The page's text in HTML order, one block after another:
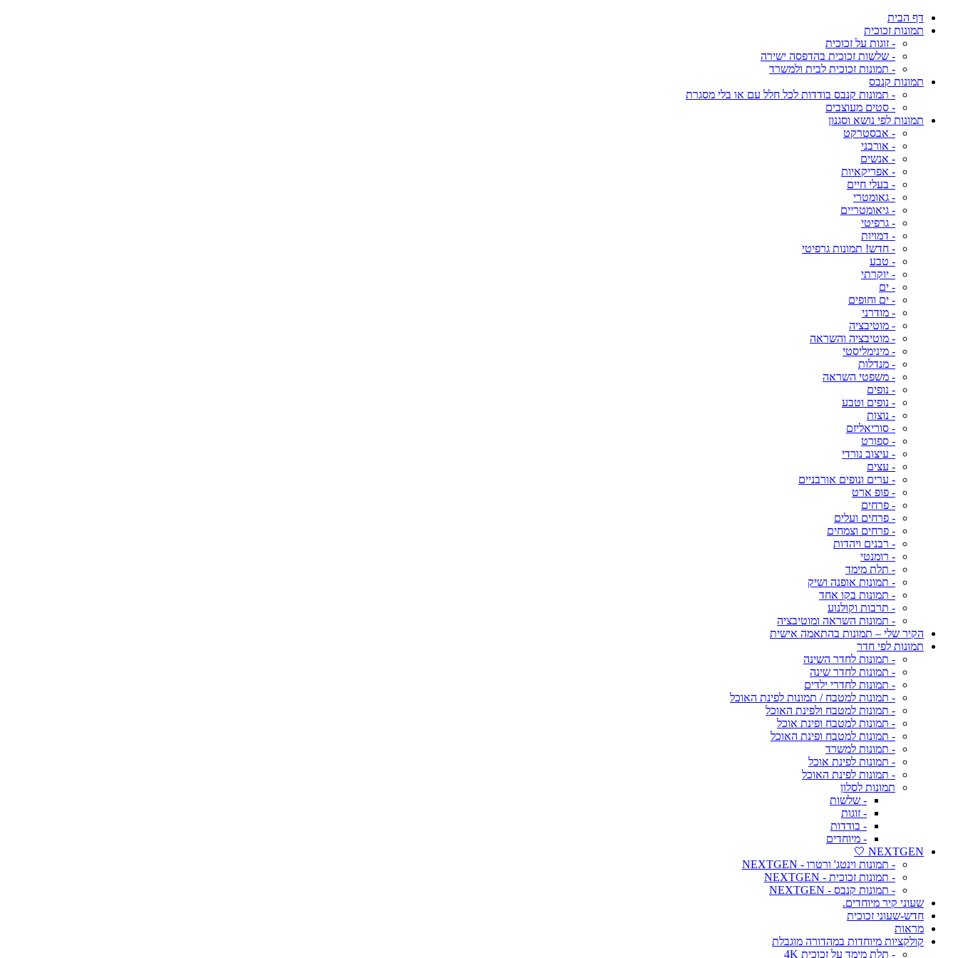
דף הבית
תמונות זכוכית
- זוגות על זכוכית
- שלשות זכוכית בהדפסה ישירה
- תמונות זכוכית לבית ולמשרד
תמונות קנבס
- תמונות קנבס בודדות לכל חלל עם או בלי מסגרת
- סטים מעוצבים
תמונות לפי נושא וסגנון
- אבסטרקט
- אורבני
- אנשים
- אפריקאיות
- בעלי חיים
- גאומטרי
- גיאומטריים
- גרפיטי
- דמויות
- חדש! תמונות גרפיטי
- טבע
- יוקרתי
- ים
- ים וחופים
- מודרני
- מוטיבציה
- מוטיבציה והשראה
- מינימליסטי
- מנדלות
- משפטי השראה
- נופים
- נופים וטבע
- נוצות
- סוריאליזם
- ספורט
- עיצוב נורדי
- עצים
- ערים ונופים אורבניים
- פופ ארט
- פרחים
- פרחים ועלים
- פרחים וצמחים
- רבנים ויהדות
- רומנטי
- תלת מימד
- תמונות אופנה ושיק
- תמונות בקו אחד
- תרבות וקולנוע
- תמונות השראה ומוטיבציה
הקיר שלי – תמונות בהתאמה אישית
תמונות לפי חדר
- תמונות לחדר השינה
- תמונות לחדר שינה
- תמונות לחדרי ילדים
- תמונות למטבח / תמונות לפינת האוכל
- תמונות למטבח ולפינת האוכל
- תמונות למטבח ופינת אוכל
- תמונות למטבח ופינת האוכל
- תמונות למשרד
- תמונות לפינת אוכל
- תמונות לפינת האוכל
תמונות לסלון
- שלשות
- זוגות
- בודדות
- מיוחדים
NEXTGEN 🤍
- תמונות וינטג' ורטרו - NEXTGEN
- תמונות זכוכית - NEXTGEN
- תמונות קנבס - NEXTGEN
שעוני קיר מיוחדים.
חדש-שעוני זכוכית
מראות
קולקציות מיוחדות במהדורה מוגבלת
- תלת מימד על זכוכית 4K